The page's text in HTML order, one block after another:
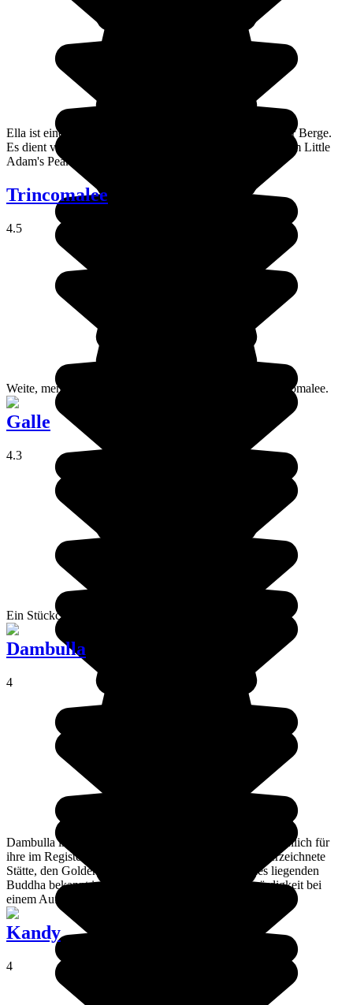
Ella ist eine verschlafene Kleinstadt irgendwo inmitten der Berge.
Es dient vor allem als Ausgangspunkt für den Aufstieg zum Little
Adam's Peak, der sich in unmittelbarer Nähe befindet.
Trincomalee
4.5
Weite, menschenleere Strände, weißer Sand: das ist Trincomalee.
Galle
4.3
Ein Stückchen Holland auf Sri Lanka: Galle
Dambulla
4
Dambulla ist eine verschlafene kleine Stadt, die hauptsächlich für
ihre im Register des Weltkulturerbes der UNESCO verzeichnete
Stätte, den Goldenen Tempel und sein Heiligtum des liegenden
Buddha bekannt ist. Eine unumgängliche Sehenswürdigkeit bei
einem Aufenthalt in Sri Lanka.
Kandy
4